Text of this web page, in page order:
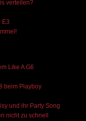
verteilen?
E3
Like A G6
beim Playboy
und ihr Party Song
nicht zu schnell